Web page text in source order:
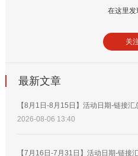
在这里发
关
最新文章
【8月1日-8月15日】活动日期-链接汇
2026-08-06 13:40
【7月16日-7月31日】活动日期-链接